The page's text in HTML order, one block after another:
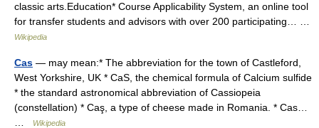
classic arts.Education* Course Applicability System, an online tool
for transfer students and advisors with over 200 participating… …
Wikipedia
Cas — may mean:* The abbreviation for the town of Castleford,
West Yorkshire, UK * CaS, the chemical formula of Calcium sulfide
* the standard astronomical abbreviation of Cassiopeia
(constellation) * Caş, a type of cheese made in Romania. * Cas…
Wikipedia